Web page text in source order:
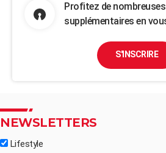
Profitez de
supplémentaires en
S'INSCRIRE
NEWSLETTERS
Lifestyle